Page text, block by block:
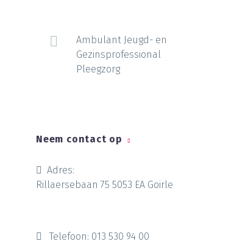
Ambulant Jeugd- en
Gezinsprofessional
Pleegzorg
Neem contact op
Adres:
Rillaersebaan 75 5053 EA Goirle
Telefoon: 013 530 94 00